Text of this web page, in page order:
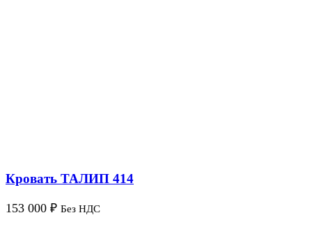
Кровать ТАЛИП 414
153 000 ₽ Без НДС